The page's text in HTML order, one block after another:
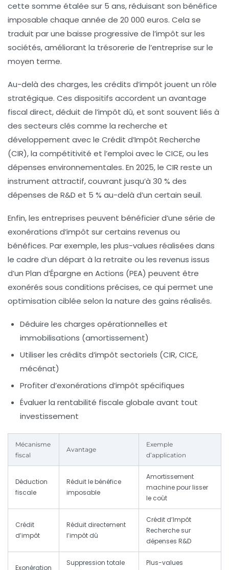
cette somme étalée sur 5 ans, réduisant son bénéfice
imposable chaque année de 20 000 euros. Cela se
traduit par une baisse progressive de l’impôt sur les
sociétés, améliorant la trésorerie de l’entreprise sur le
moyen terme.
Au-delà des charges, les crédits d’impôt jouent un rôle
stratégique. Ces dispositifs accordent un avantage
fiscal direct, déduit de l’impôt dû, et sont souvent liés à
des secteurs clés comme la recherche et
développement avec le Crédit d’Impôt Recherche
(CIR), la compétitivité et l’emploi avec le CICE, ou les
dépenses environnementales. En 2025, le CIR reste un
instrument attractif, couvrant jusqu’à 30 % des
dépenses de R&D et 5 % au-delà d’un certain seuil.
Enfin, les entreprises peuvent bénéficier d’une série de
exonérations d’impôt sur certains revenus ou
bénéfices. Par exemple, les plus-values réalisées dans
le cadre d’un départ à la retraite ou les revenus issus
d’un Plan d’Épargne en Actions (PEA) peuvent être
exonérés sous conditions précises, ce qui permet une
optimisation ciblée selon la nature des gains réalisés.
Déduire les charges opérationnelles et
immobilisations (amortissement)
Utiliser les crédits d’impôt sectoriels (CIR, CICE,
mécénat)
Profiter d’exonérations d’impôt spécifiques
Évaluer la rentabilité fiscale globale avant tout
investissement
Mécanisme
fiscal
Avantage
Exemple
d’application
Déduction
fiscale
Réduit le bénéfice
imposable
Amortissement
machine pour lisser
le coût
Crédit
d’impôt
Réduit directement
l’impôt dû
Crédit d’Impôt
Recherche sur
dépenses R&D
Exonération
Suppression totale
Plus-values